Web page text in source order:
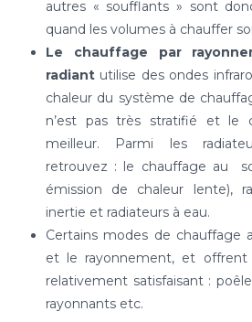
autres « soufflants » sont
quand les volumes à chauffer
Le chauffage par
radiant utilise des ondes
chaleur du système de
n’est pas très stratifié et le
meilleur. Parmi les
retrouvez : le chauffage au
émission de chaleur lente),
inertie et radiateurs à eau.
Certains modes de chauffage
et le rayonnement, et
relativement satisfaisant :
rayonnants etc.